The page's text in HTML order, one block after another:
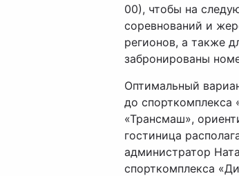
00), чтобы на
соревнований и
регионов, а также
забронированы
Оптимальный
до
«Трансмаш»,
гостиница
администратор
спорткомплекса